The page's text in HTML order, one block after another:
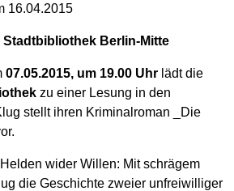
16.04.2015
Stadtbibliothek Berlin-Mitte
07.05.2015, um 19.00 Uhr lädt die
zu einer Lesung in den
stellt ihren Kriminalroman _Die
wider Willen: Mit schrägem
die Geschichte zweier unfreiwilliger